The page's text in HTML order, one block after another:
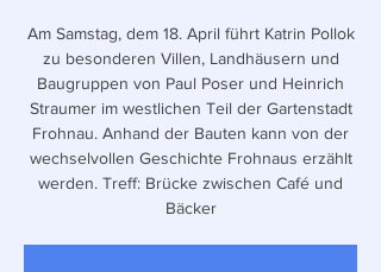
Am Samstag, dem 18. April führt Katrin Pollok
zu besonderen Villen, Landhäusern und
Baugruppen von Paul Poser und Heinrich
Straumer im westlichen Teil der Gartenstadt
Frohnau. Anhand der Bauten kann von der
wechselvollen Geschichte Frohnaus erzählt
werden. Treff: Brücke zwischen Café und
Bäcker